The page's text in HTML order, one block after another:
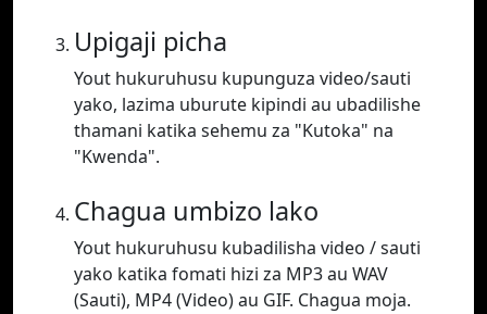
Upigaji picha
Yout hukuruhusu kupunguza video/sauti
yako, lazima uburute kipindi au ubadilishe
thamani katika sehemu za "Kutoka" na
"Kwenda".
Chagua umbizo lako
Yout hukuruhusu kubadilisha video / sauti
yako katika fomati hizi za MP3 au WAV
(Sauti), MP4 (Video) au GIF. Chagua moja.